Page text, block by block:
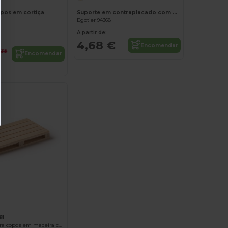
em cortiça
Encomendar
Suporte em contraplacado com 6 bases para copos em cortiça
Egotier 94368
A partir de:
4,68 € Encomendar
RAMY Base para copos em madeira com a forma de uma palete